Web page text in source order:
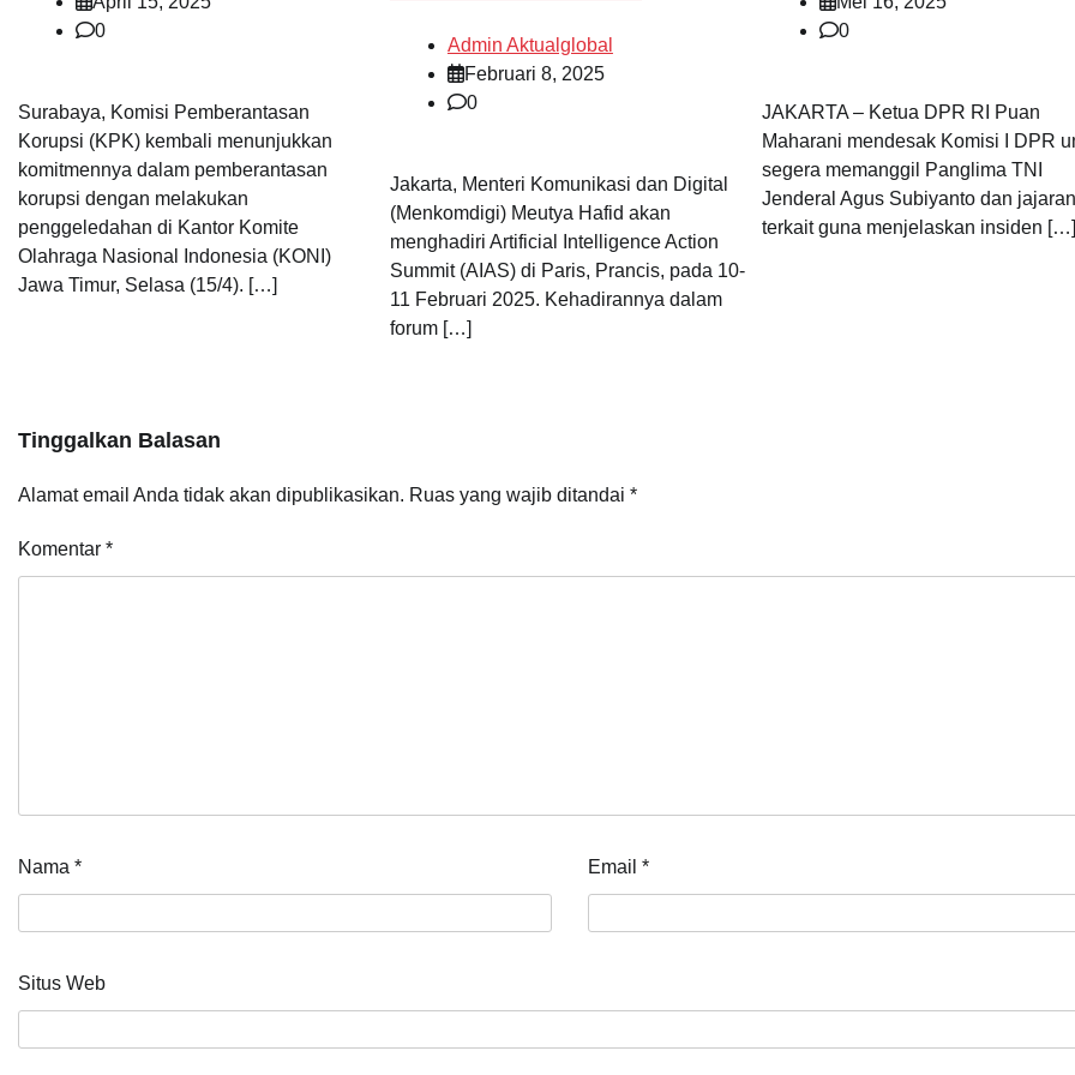
0
Surabaya, Komisi Pemberantasan
Korupsi (KPK) kembali menunjukkan
komitmennya dalam pemberantasan
korupsi dengan melakukan
penggeledahan di Kantor Komite
Olahraga Nasional Indonesia (KONI)
Jawa Timur, Selasa (15/4). […]
Admin Aktualglobal
Februari 8, 2025
0
Jakarta, Menteri Komunikasi dan Digital
(Menkomdigi) Meutya Hafid akan
menghadiri Artificial Intelligence Action
Summit (AIAS) di Paris, Prancis, pada 10-
11 Februari 2025. Kehadirannya dalam
forum […]
0
JAKARTA – Ketua DPR RI Puan
Maharani mendesak Komisi I DPR
segera memanggil Panglima TNI
Jenderal Agus Subiyanto dan jajaran
terkait guna menjelaskan insiden […]
Tinggalkan Balasan
Alamat email Anda tidak akan dipublikasikan. Ruas yang wajib ditandai *
Komentar *
Nama * Email *
Situs Web